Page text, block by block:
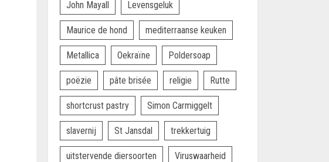
John Mayall Levensgeluk
Maurice de hond mediterraanse keuken
Metallica Oekraïne Poldersoap
poëzie pâte brisée religie Rutte
shortcrust pastry Simon Carmiggelt
slavernij St Jansdal trekkertuig
uitstervende diersoorten Viruswaarheid